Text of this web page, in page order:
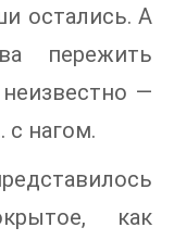
остались. А
пережить
—
с нагом.
как